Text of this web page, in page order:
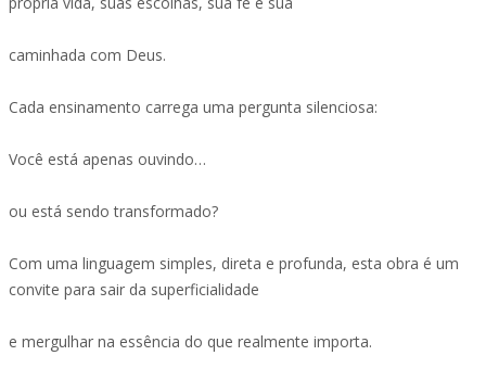
caminhada com Deus.
Cada ensinamento carrega uma pergunta silenciosa:
Você está apenas ouvindo…
ou está sendo transformado?
Com uma linguagem simples, direta e profunda, esta obra é um
convite para sair da superficialidade
e mergulhar na essência do que realmente importa.